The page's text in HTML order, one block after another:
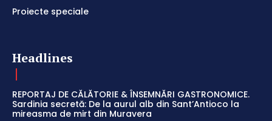
Proiecte speciale
Headlines
REPORTAJ DE CĂLĂTORIE & ÎNSEMNĂRI GASTRONOMICE.
Sardinia secretă: De la aurul alb din Sant’Antioco la
mireasma de mirt din Muravera